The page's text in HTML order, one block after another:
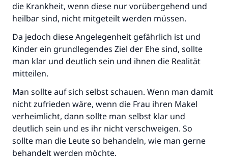
die Krankheit, wenn diese nur vorübergehend und
heilbar sind, nicht mitgeteilt werden müssen.
Da jedoch diese Angelegenheit gefährlich ist und
Kinder ein grundlegendes Ziel der Ehe sind, sollte
man klar und deutlich sein und ihnen die Realität
mitteilen.
Man sollte auf sich selbst schauen. Wenn man damit
nicht zufrieden wäre, wenn die Frau ihren Makel
verheimlicht, dann sollte man selbst klar und
deutlich sein und es ihr nicht verschweigen. So
sollte man die Leute so behandeln, wie man gerne
behandelt werden möchte.